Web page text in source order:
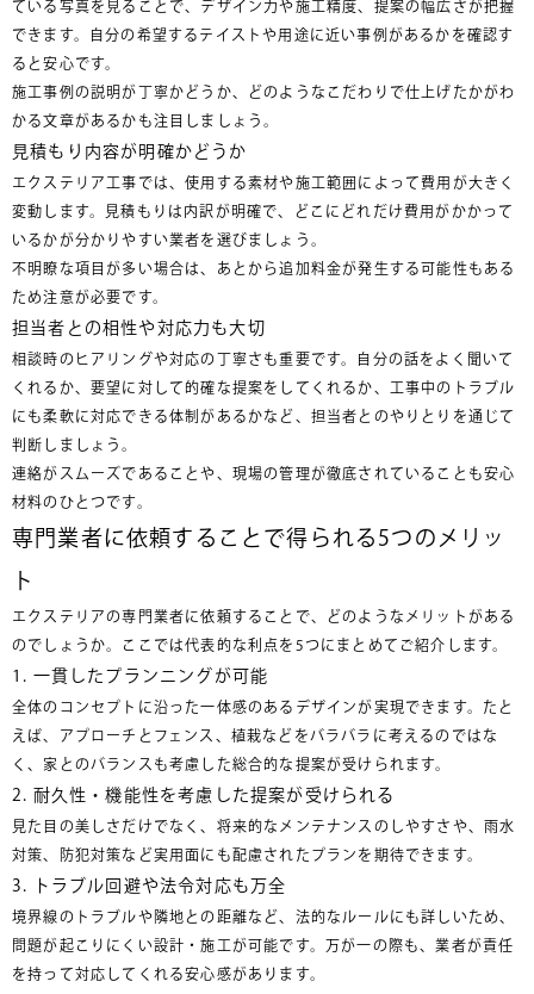
ている写真を見ることで、デザイン力や施工精度、提案の幅広さが把握
できます。自分の希望するテイストや用途に近い事例があるかを確認す
ると安心です。
施工事例の説明が丁寧かどうか、どのようなこだわりで仕上げたかがわ
かる文章があるかも注目しましょう。
見積もり内容が明確かどうか
エクステリア工事では、使用する素材や施工範囲によって費用が大きく
変動します。見積もりは内訳が明確で、どこにどれだけ費用がかかって
いるかが分かりやすい業者を選びましょう。
不明瞭な項目が多い場合は、あとから追加料金が発生する可能性もある
ため注意が必要です。
担当者との相性や対応力も大切
相談時のヒアリングや対応の丁寧さも重要です。自分の話をよく聞いて
くれるか、要望に対して的確な提案をしてくれるか、工事中のトラブル
にも柔軟に対応できる体制があるかなど、担当者とのやりとりを通じて
判断しましょう。
連絡がスムーズであることや、現場の管理が徹底されていることも安心
材料のひとつです。
専門業者に依頼することで得られる5つのメリッ
ト
エクステリアの専門業者に依頼することで、どのようなメリットがある
のでしょうか。ここでは代表的な利点を5つにまとめてご紹介します。
1. 一貫したプランニングが可能
全体のコンセプトに沿った一体感のあるデザインが実現できます。たと
えば、アプローチとフェンス、植栽などをバラバラに考えるのではな
く、家とのバランスも考慮した総合的な提案が受けられます。
2. 耐久性・機能性を考慮した提案が受けられる
見た目の美しさだけでなく、将来的なメンテナンスのしやすさや、雨水
対策、防犯対策など実用面にも配慮されたプランを期待できます。
3. トラブル回避や法令対応も万全
境界線のトラブルや隣地との距離など、法的なルールにも詳しいため、
問題が起こりにくい設計・施工が可能です。万が一の際も、業者が責任
を持って対応してくれる安心感があります。